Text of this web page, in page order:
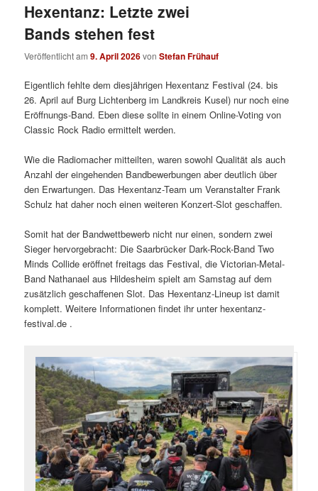
Hexentanz: Letzte zwei
Bands stehen fest
Veröffentlicht am9. April 2026vonStefan Frühauf
Eigentlich fehlte dem diesjährigen Hexentanz Festival (24. bis
26. April auf Burg Lichtenberg im Landkreis Kusel) nur noch eine
Eröffnungs-Band. Eben diese sollte in einem Online-Voting von
Classic Rock Radio ermittelt werden.
Wie die Radiomacher mitteilten, waren sowohl Qualität als auch
Anzahl der eingehenden Bandbewerbungen aber deutlich über
den Erwartungen. Das Hexentanz-Team um Veranstalter Frank
Schulz hat daher noch einen weiteren Konzert-Slot geschaffen.
Somit hat der Bandwettbewerb nicht nur einen, sondern zwei
Sieger hervorgebracht: Die Saarbrücker Dark-Rock-Band Two
Minds Collide eröffnet freitags das Festival, die Victorian-Metal-
Band Nathanael aus Hildesheim spielt am Samstag auf dem
zusätzlich geschaffenen Slot. Das Hexentanz-Lineup ist damit
komplett. Weitere Informationen findet ihr unter hexentanz-
festival.de .